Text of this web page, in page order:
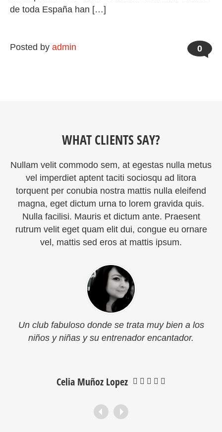
de toda España han […]
Posted by admin 0
WHAT CLIENTS SAY?
Nullam velit commodo sem, at egestas nulla metus
vel imperdiet aptent taciti sociosqu ad litora
torquent per conubia nostra mattis nulla eleifend
magna, eget dictum urna to lorem gravida quis.
Nulla facilisi. Mauris et dictum ante. Praesent
rutrum velit eget quam elit dui, congue eu ornare
vel, mattis sed eros at mattis ipsum.
Un club fabuloso donde se trata muy bien a los
niños y niñas y su entrenador encantador.
Celia Muñoz Lopez